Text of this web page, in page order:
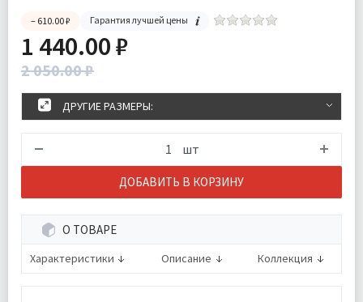
– 610.00 ₽ Гарантия лучшей цены
1 440.00 ₽
2 050.00 ₽
ДРУГИЕ РАЗМЕРЫ:
шт
ДОБАВИТЬ В КОРЗИНУ
О ТОВАРЕ
Характеристики Описание Коллекция